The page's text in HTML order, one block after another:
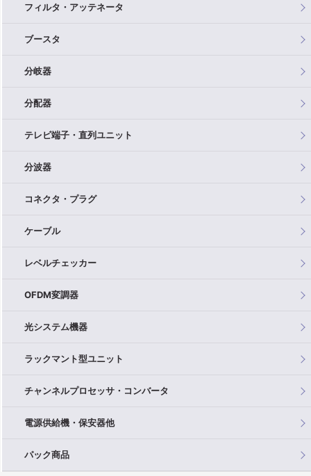
フィルタ・アッテネータ
ブースタ
分岐器
分配器
テレビ端子・直列ユニット
分波器
コネクタ・プラグ
ケーブル
レベルチェッカー
OFDM変調器
光システム機器
ラックマント型ユニット
チャンネルプロセッサ・コンバータ
電源供給機・保安器他
パック商品